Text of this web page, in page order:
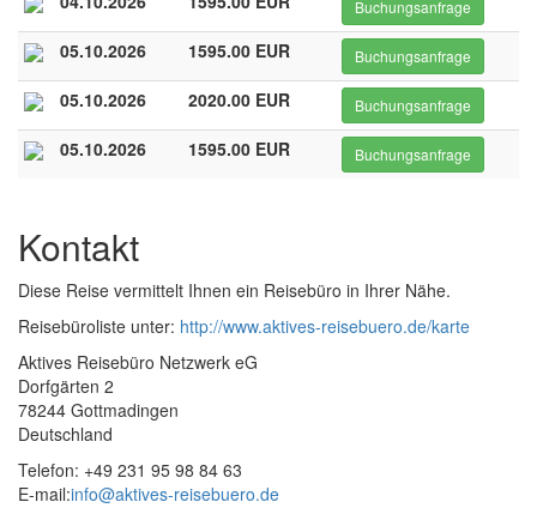
Buchungsanfrage
05.10.2026 1595.00 EUR Buchungsanfrage
05.10.2026 2020.00 EUR Buchungsanfrage
05.10.2026 1595.00 EUR Buchungsanfrage
Kontakt
Diese Reise vermittelt Ihnen ein Reisebüro in Ihrer Nähe.
Reisebüroliste unter: http://www.aktives-reisebuero.de/karte
Aktives Reisebüro Netzwerk eG
Dorfgärten 2
78244 Gottmadingen
Deutschland
Telefon: +49 231 95 98 84 63
E-mail:info@aktives-reisebuero.de